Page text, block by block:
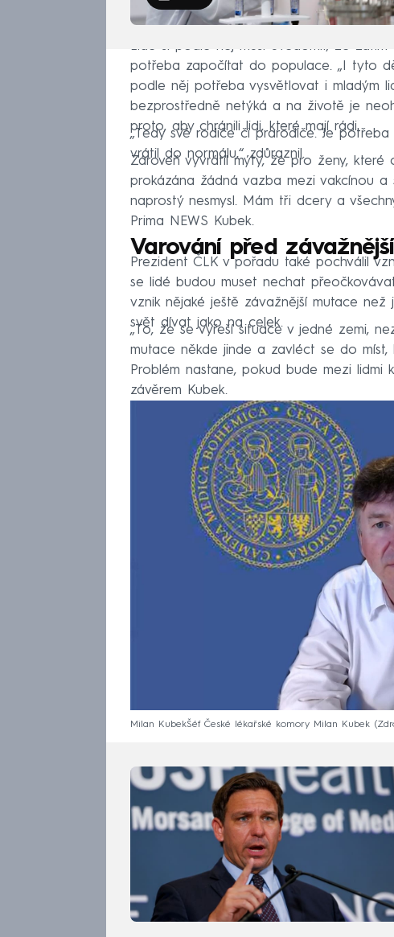
Lidé si podle něj musí uvědomit, že
potřeba započítat do populace. „I tyto
podle něj potřeba vysvětlovat i mladým
bezprostředně netýká a na životě je
proto, aby chránili lidi, které mají rádi.
„Tedy své rodiče či prarodiče. Je
vrátil do normálu,“ zdůraznil.
Zároveň vyvrátil mýty, že pro ženy, které
prokázána žádná vazba mezi vakcínou
naprostý nesmysl. Mám tři dcery a
Prima NEWS Kubek.
Varování před
Prezident ČLK v pořadu také pochválil
se lidé budou muset nechat
vznik nějaké ještě závažnější mutace
svět dívat jako na celek.
„To, že se vyřeší situace v jedné zemi,
mutace někde jinde a zavléct se do míst,
Problém nastane, pokud bude mezi lidmi
závěrem Kubek.
Milan KubekŠéf České lékařské komory Milan Kubek